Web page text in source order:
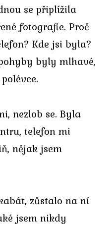
se připlížila
fotografie. Proč
Kde jsi byla?
byly mlhavé,
nezlob se. Byla
telefon mi
nějak jsem
zůstalo na ní
jsem nikdy